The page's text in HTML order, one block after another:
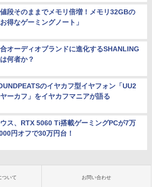
段そのままでメモリ倍増！メモリ32GBの
お得なゲーミングノート」
オーディオブランドに進化するSHANLING
何者か？
のイヤカフ型イヤフォン「UU2
ーカフ」をイヤカフマニアが語る
ス、RTX 5060 Ti搭載ゲーミングPCが7万
円オフで30万円台！
ついて お問い合わせ